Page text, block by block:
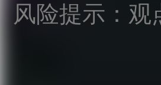
风险提示：